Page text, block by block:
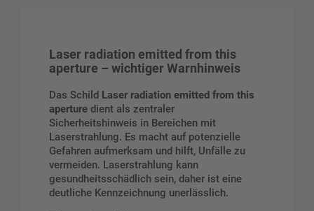
Laser radiation emitted from this
aperture – wichtiger Warnhinweis
Das Schild Laser radiation emitted from this
aperture dient als zentraler
Sicherheitshinweis in Bereichen mit
Laserstrahlung. Es macht auf potenzielle
Gefahren aufmerksam und hilft, Unfälle zu
vermeiden. Laserstrahlung kann
gesundheitsschädlich sein, daher ist eine
deutliche Kennzeichnung unerlässlich.